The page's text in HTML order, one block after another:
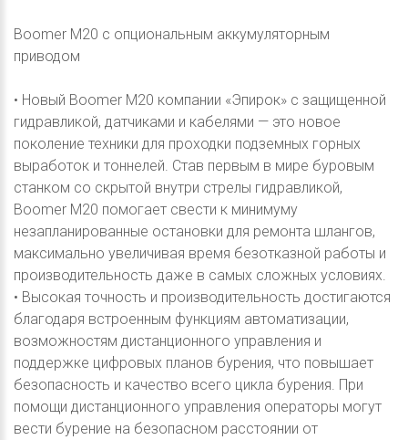
Boomer М20 с опциональным аккумуляторным
приводом
• Новый Boomer M20 компании «Эпирок» с защищенной
гидравликой, датчиками и кабелями — это новое
поколение техники для проходки подземных горных
выработок и тоннелей. Став первым в мире буровым
станком со скрытой внутри стрелы гидравликой,
Boomer M20 помогает свести к минимуму
незапланированные остановки для ремонта шлангов,
максимально увеличивая время безотказной работы и
производительность даже в самых сложных условиях.
• Высокая точность и производительность достигаются
благодаря встроенным функциям автоматизации,
возможностям дистанционного управления и
поддержке цифровых планов бурения, что повышает
безопасность и качество всего цикла бурения. При
помощи дистанционного управления операторы могут
вести бурение на безопасном расстоянии от